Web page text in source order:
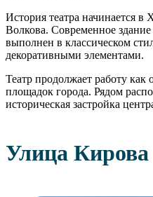
История театра начинается
Волкова. Современное
выполнен в классическом
декоративными элементами.
Театр продолжает работу как
площадок города. Рядом
историческая застройка
Улица Кирова